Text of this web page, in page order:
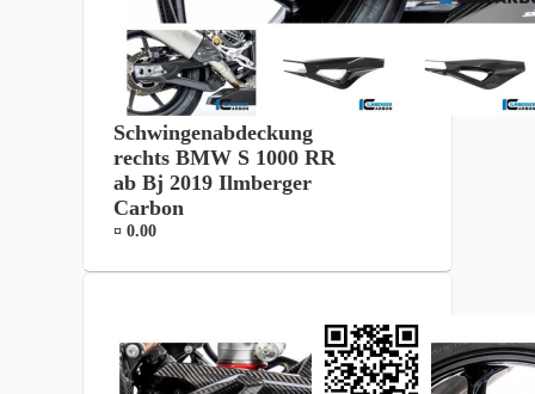
Schwingenabdeckung
rechts BMW S 1000 RR
ab Bj 2019 Ilmberger
Carbon
¤ 0.00